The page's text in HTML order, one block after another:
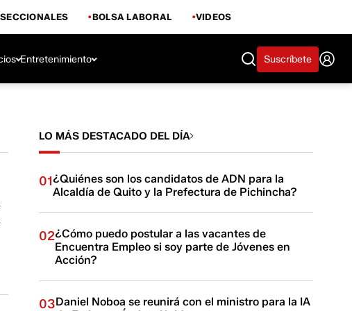
BOLSA LABORAL VIDEOS
Entretenimiento Suscríbete
LO MÁS DESTACADO DEL DÍA
01¿Quiénes son los candidatos de ADN para la
Alcaldía de Quito y la Prefectura de Pichincha?
02¿Cómo puedo postular a las vacantes de
Encuentra Empleo si soy parte de Jóvenes en
Acción?
03Daniel Noboa se reunirá con el ministro para la IA